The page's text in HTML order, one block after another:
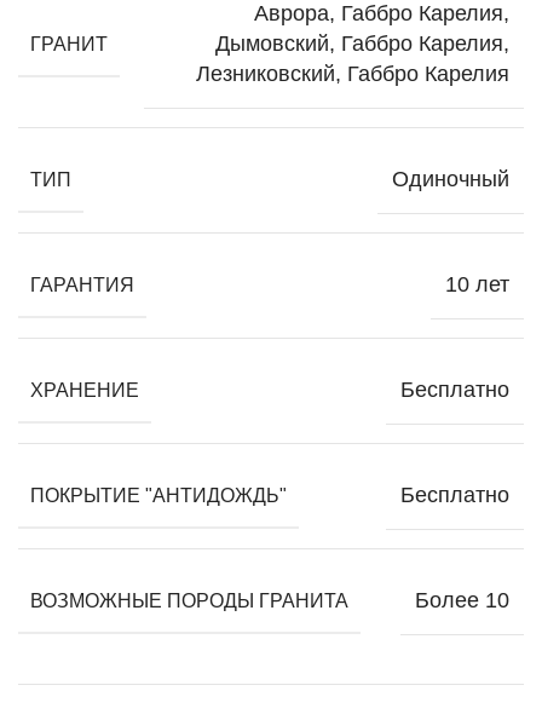
ГРАНИТ
Аврора, Габбро Карелия,
Дымовский, Габбро Карелия,
Лезниковский, Габбро Карелия
ТИП Одиночный
ГАРАНТИЯ 10 лет
ХРАНЕНИЕ Бесплатно
ПОКРЫТИЕ "АНТИДОЖДЬ" Бесплатно
ВОЗМОЖНЫЕ ПОРОДЫ ГРАНИТА Более 10